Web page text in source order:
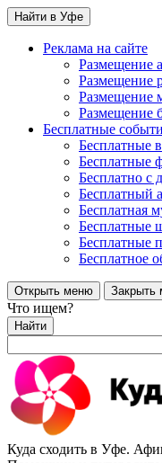
Найти в Уфе
Реклама на сайте
Размещение
Размещение
Размещение
Размещение
Бесплатные
Бесплатные
Бесплатные
Бесплатно с
Бесплатный
Бесплатная
Бесплатные
Бесплатные
Бесплатное
Открыть меню Закрыть
Что ищем?
Найти
Куда сходить в Уфе.